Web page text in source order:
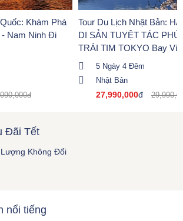
Khám Phá
Nam Ninh Đi
Tour Du Lịch Nhật Bản:
DI SẢN TUYỆT TÁC PHÚ
TRÁI TIM TOKYO Bay
5 Ngày 4 Đêm
Nhật Bản
27,990,000đ
Đãi Tết
Không Đổi
nổi tiếng